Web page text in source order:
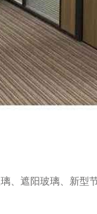
、遮阳玻璃、新型